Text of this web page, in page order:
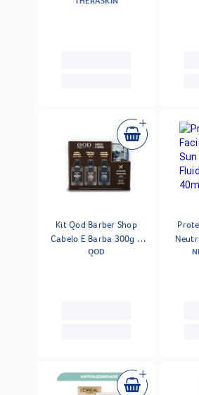
Kit Qod Barber Shop
Cabelo E Barba 300g +
Necessaire
QOD